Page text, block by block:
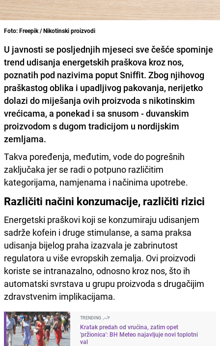
Foto: Freepik / Nikotinski proizvodi
U javnosti se posljednjih mjeseci sve češće spominje
trend udisanja energetskih praškova kroz nos,
poznatih pod nazivima poput Sniffit. Zbog njihovog
praškastog oblika i upadljivog pakovanja, nerijetko
dolazi do miješanja ovih proizvoda s nikotinskim
vrećicama, a ponekad i sa snusom - duvanskim
proizvodom s dugom tradicijom u nordijskim
zemljama.
Takva poređenja, međutim, vode do pogrešnih
zaključaka jer se radi o potpuno različitim
kategorijama, namjenama i načinima upotrebe.
Različiti načini konzumacije, različiti rizici
Energetski praškovi koji se konzumiraju udisanjem
sadrže kofein i druge stimulanse, a sama praksa
udisanja bijelog praha izazvala je zabrinutost
regulatora u više evropskih zemalja. Ovi proizvodi
koriste se intranazalno, odnosno kroz nos, što ih
automatski svrstava u grupu proizvoda s drugačijim
zdravstvenim implikacijama.
TRENDING
Kratak predah od vrućina, zatim opet
'pržionica': BH Meteo najavljuje novi toplotni
val